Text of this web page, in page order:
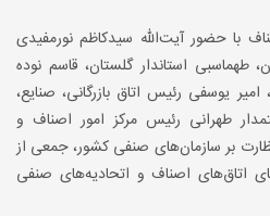
با حضور آیت‌الله سیدکاظم نورمفیدی
طهماسبی استاندار گلستان، قاسم نوده
یوسفی رئیس اتاق بازرگانی، صنایع،
طهرانی رئیس مرکز امور اصناف و
نظارت بر سازمان‌های صنفی کشور، جمعی از
اتاق‌های اصناف و اتحادیه‌های صنفی